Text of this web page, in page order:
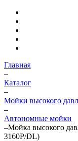
Главная
–
Каталог
–
Мойки высокого
–
Автономные мойки
–Мойка высокого
3160P/DL)